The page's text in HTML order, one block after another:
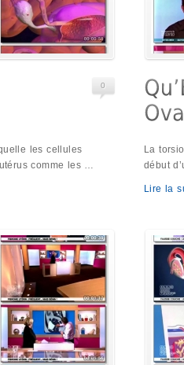
0
les cellules
comme les …
La
début
Lire la